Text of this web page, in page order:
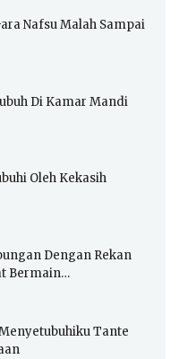
Nafsu Malah Sampai
Di Kamar Mandi
Oleh Kekasih
Dengan Rekan
Bermain…
Tante